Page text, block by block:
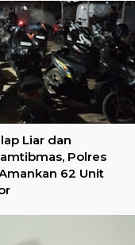
Liar dan
Polres
62 Unit